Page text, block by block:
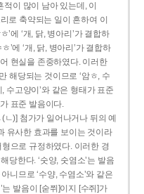
이 많이 남아 있는데, 이
로 축약되는 일이 흔하여 이
’에 ‘개, 닭, 병아리’가 결합하
’에 ‘개, 닭, 병아리’가 결합하
현실을 존중하였다. 이러한
해당되는 것이므로 ‘암ㅎ, 수
, 수고양이’와 같은 형태가 표준
표준 발음이다.
ㄴ)] 첨가가 일어나거나 뒤의 예
유사한 효과를 보이는 것이라
형으로 규정하였다. 이러한 경
당한다. ‘숫양, 숫염소’는 발음
니므로 ‘수양, 수염소’와 같은
는 발음이 [숟쮜]이지 [수쥐]가